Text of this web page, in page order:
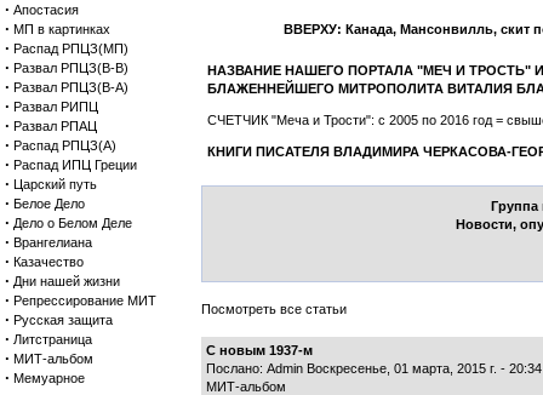
· Апостасия
· МП в картинках
· Распад РПЦЗ(МП)
· Развал РПЦЗ(В-В)
· Развал РПЦЗ(В-А)
· Развал РИПЦ
· Развал РПАЦ
· Распад РПЦЗ(А)
· Распад ИПЦ Греции
· Царский путь
· Белое Дело
· Дело о Белом Деле
· Врангелиана
· Казачество
· Дни нашей жизни
· Репрессирование МИТ
· Русская защита
· Литстраница
· МИТ-альбом
· Мемуарное
ВВЕРХУ: Канада, Мансонвилль, скит
НАЗВАНИЕ НАШЕГО ПОРТАЛА "МЕЧ И ТРОСТЬ"
БЛАЖЕННЕЙШЕГО МИТРОПОЛИТА ВИТАЛИЯ
СЧЕТЧИК "Меча и Трости": с 2005 по 2016 год =
КНИГИ ПИСАТЕЛЯ ВЛАДИМИРА ЧЕРКАСОВА-
Новости,
Посмотреть все статьи
С новым 1937-м
Послано: Admin Воскресенье, 01 марта, 2015 г. -
МИТ-альбом